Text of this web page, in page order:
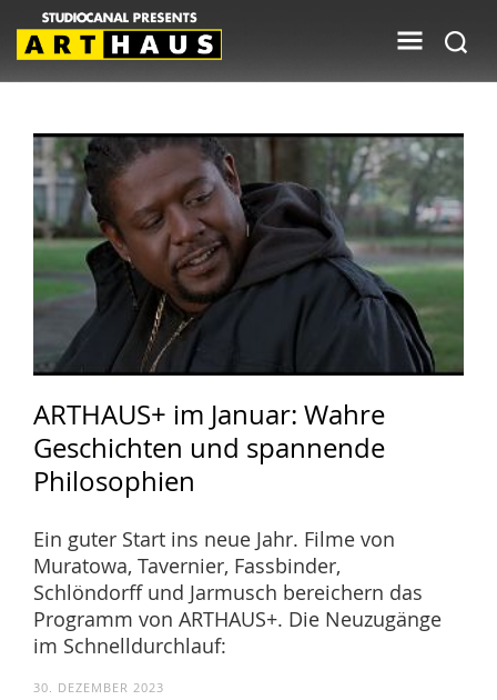
ARTHAUS+ im Januar: Wahre
Geschichten und spannende
Philosophien
Ein guter Start ins neue Jahr. Filme von
Muratowa, Tavernier, Fassbinder,
Schlöndorff und Jarmusch bereichern das
Programm von ARTHAUS+. Die Neuzugänge
im Schnelldurchlauf:
30. DEZEMBER 2023